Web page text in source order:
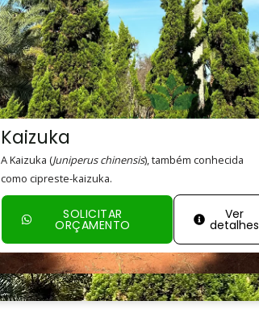
Kaizuka
A Kaizuka (Juniperus chinensis), também conhecida
como cipreste-kaizuka.
SOLICITAR
ORÇAMENTO
Ver
detalhes